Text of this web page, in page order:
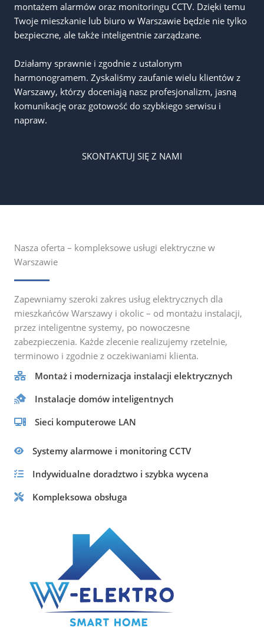
montażem alarmów oraz monitoringu CCTV. Dzięki temu
Twoje mieszkanie lub biuro w Warszawie będzie nie tylko
bezpieczne, ale także inteligentnie zarządzane.
Działamy sprawnie i zgodnie z ustalonym
harmonogramem. Zyskaliśmy zaufanie wielu klientów z
Warszawy, którzy doceniają nasz profesjonalizm, jasną
komunikację oraz gotowość do szybkiego serwisu i
napraw.
SKONTAKTUJ SIĘ Z NAMI
Nasza oferta – kompleksowe usługi elektryczne w
Warszawie
Zapewniamy szeroki zakres usług elektrycznych dla
mieszkańców Warszawy i okolic – od montażu instalacji,
przez inteligentne systemy, po nowoczesne
zabezpieczenia. Każde zlecenie realizujemy rzetelnie,
terminowo i zgodnie z oczekiwaniami klienta.
Montaż i modernizacja instalacji elektrycznych
Instalacje domów inteligentnych
Sieci komputerowe LAN
Systemy alarmowe i monitoring CCTV
Indywidualne doradztwo i szybka wycena
Kompleksowa obsługa